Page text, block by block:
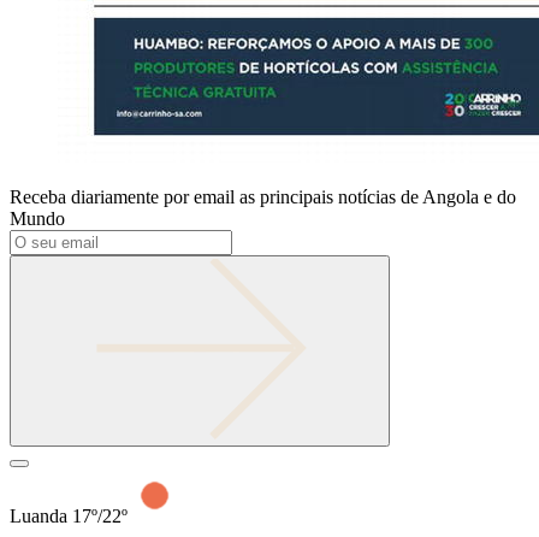
Receba diariamente por email as principais notícias de Angola e do
Mundo
Luanda 17º/22º